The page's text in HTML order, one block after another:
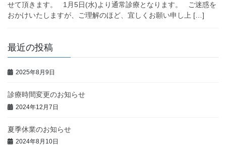
せて頂きます。 1月5日(水)より通常診療となります。 ご迷惑を
おかけいたしますが、ご理解のほど、宜しくお願い申し上 […]
最近の投稿
2025年8月9日
診療時間変更のお知らせ
2024年12月7日
夏季休業のお知らせ
2024年8月10日